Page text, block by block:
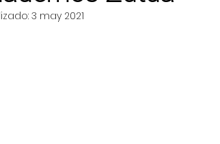
3 may 2021